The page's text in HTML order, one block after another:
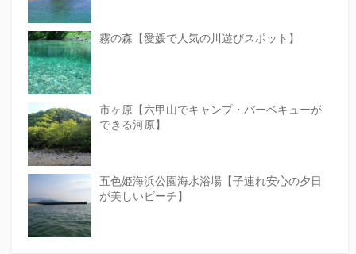
霧の森【愛媛で人気の川遊びスポット】
市ヶ原【六甲山でキャンプ・バーベキューが
できる河原】
五色姫海浜公園海水浴場【子連れ安心の夕日
が美しいビーチ】